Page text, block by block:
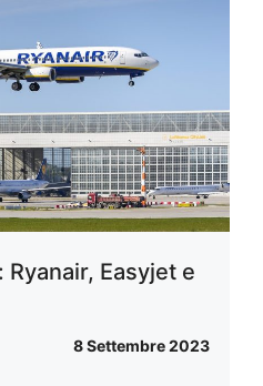
Easyjet e
8 Settembre 2023